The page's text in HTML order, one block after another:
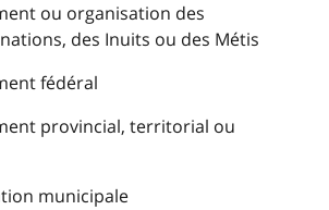
ou organisation des
des Inuits ou des Métis
fédéral
provincial, territorial ou
municipale